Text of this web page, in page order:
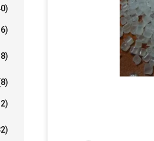
(40)
(16)
(18)
(8)
(12)
(32)